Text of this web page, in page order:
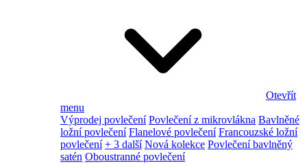
Otevřít
menu
Výprodej povlečení Povlečení z mikrovlákna Bavlněné
ložní povlečení Flanelové povlečení Francouzské ložní
povlečení + 3 další Nová kolekce Povlečení bavlněný
satén Oboustranné povlečení